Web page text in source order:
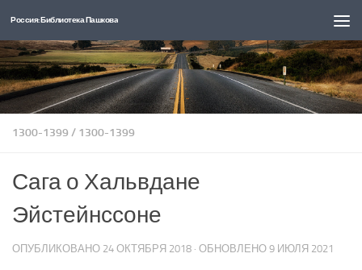
Перейти к содержимому
Россия: Библиотека Пашкова
1300-1399 / 1300-1399
Сага о Хальвдане
Эйстейнссоне
ОПУБЛИКОВАНО 24 ОКТЯБРЯ 2018 · ОБНОВЛЕНО 9 ИЮЛЯ 2021